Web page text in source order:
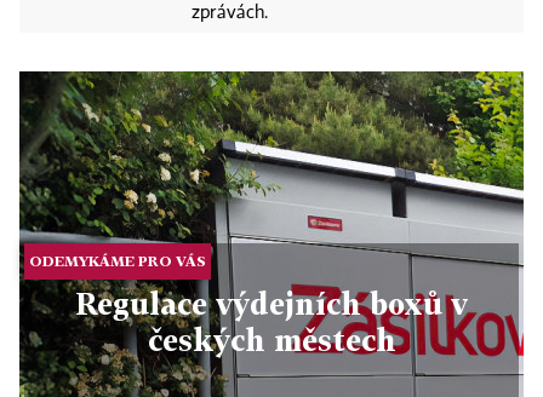
zprávách.
ODEMYKÁME PRO VÁS
Regulace výdejních boxů v
českých městech